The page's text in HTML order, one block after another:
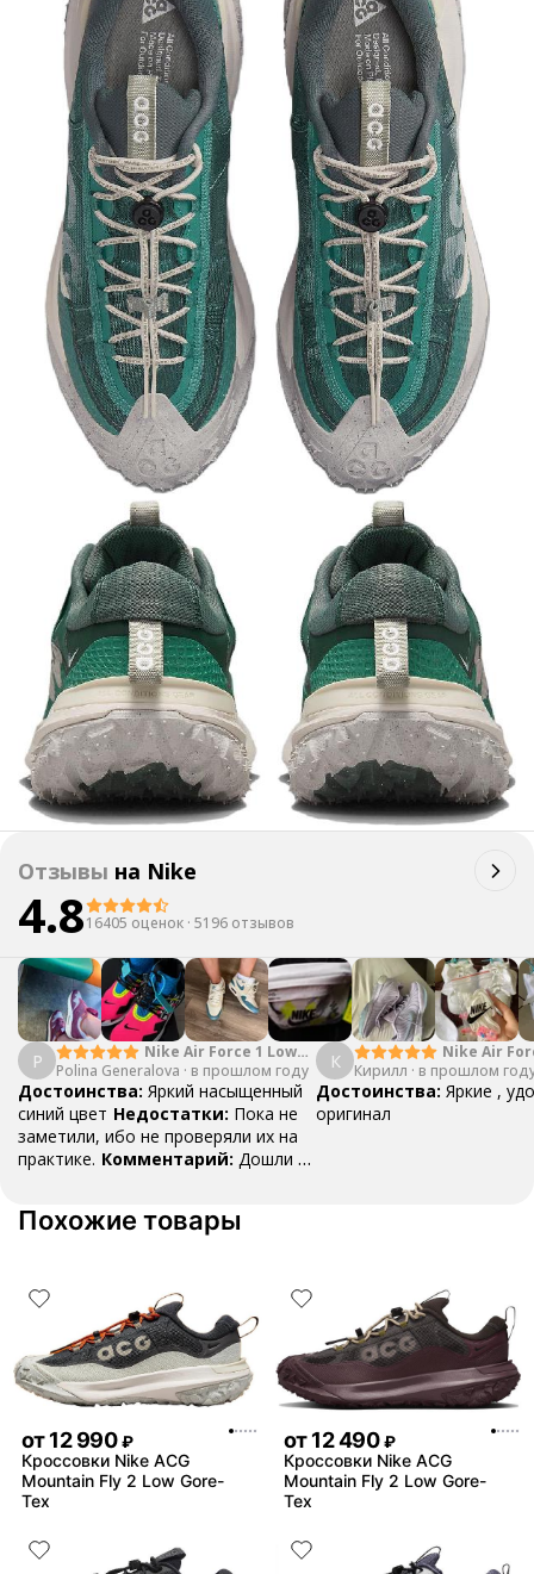
Отзывы на Nike
4.816405 оценок · 5196 отзывов
P
Nike Air Force 1 Low
College Pack White
Blue
Polina Generalova · в прошлом году
Достоинства: Яркий насыщенный
синий цвет Недостатки: Пока не
заметили, ибо не проверяли их на
практике. Комментарий: Дошли за
К
Nike Air
Yellow
Кирилл · в прошлом
Достоинства: Яркие ,
оригинал
Похожие товары
от12 990 ₽
Кроссовки Nike ACG
Mountain Fly 2 Low Gore-
Tex
от12 490 ₽
Кроссовки Nike ACG
Mountain Fly 2 Low Gore-
Tex